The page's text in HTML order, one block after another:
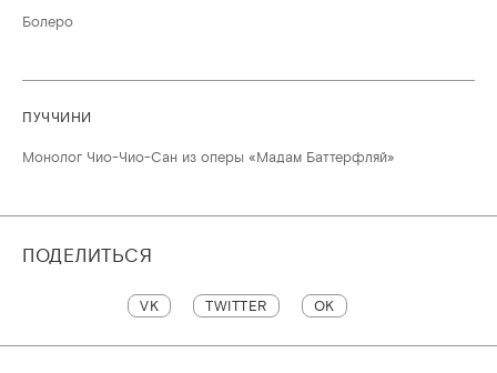
Болеро
ПУЧЧИНИ
Монолог Чио-Чио-Сан из оперы «Мадам Баттерфляй»
ПОДЕЛИТЬСЯ
VK TWITTER OK